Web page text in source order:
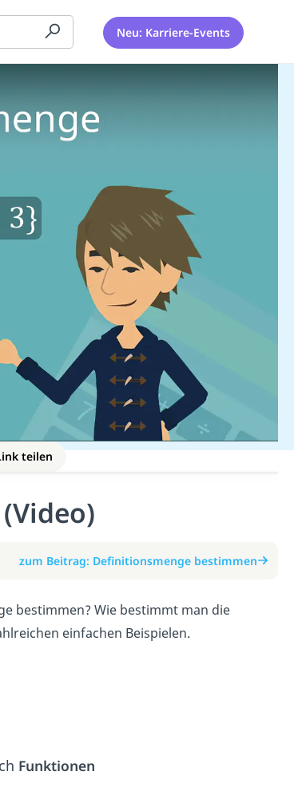
Neu: Karriere-Events
teilen
zum Beitrag: Definitionsmenge bestimmen
bestimmen? Wie bestimmt man die
einfachen Beispielen.
Funktionen